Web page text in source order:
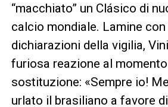
“macchiato” un Clásico di
calcio mondiale. Lamine con
dichiarazioni della vigilia,
furiosa reazione al
sostituzione: «Sempre io!
urlato il brasiliano a favore